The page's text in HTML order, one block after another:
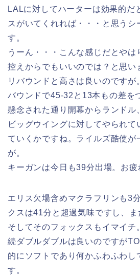
LALに対してハーターは効果的だ
スがいてくれれば・・・と思うシ
す。
うーん・・・こんな感じだとやは
控えからでもいいのでは？と思い
リバウンドと高さは良いのですが
バウンドで45-32と13本もの差を
懸念された通り開幕からランドル
ビッグウイングに対してやられて
ていくかですね。ライルズ酷使が
が。
キーガンは今日も39分出場。お疲
エリス欠場含めマクラフリンも3
クスは41分と超過気味ですし、ま
そしてそのフォックスもイマイ
続ダブルダブルは良いのですが
的にソフトであり何かふわふわし
す。